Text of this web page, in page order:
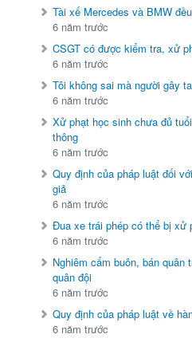
Tài xế Mercedes và BMW
6 năm trước
CSGT có được kiểm tra, xử
6 năm trước
Tôi không sai mà người gây
6 năm trước
Xử phạt học sinh chưa đủ
thông
6 năm trước
Quy định của pháp luật đối
giả
6 năm trước
Đua xe trái phép có thể bị xử
6 năm trước
Nghiêm cấm buôn, bán quân
quân đội
6 năm trước
Quy định của pháp luật về
6 năm trước